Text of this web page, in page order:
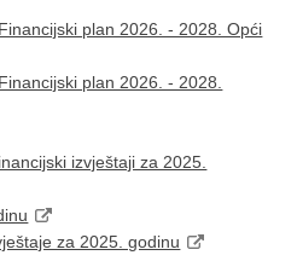
plan 2026. - 2028. Opći
plan 2026. - 2028.
izvještaji za 2025.
za 2025. godinu